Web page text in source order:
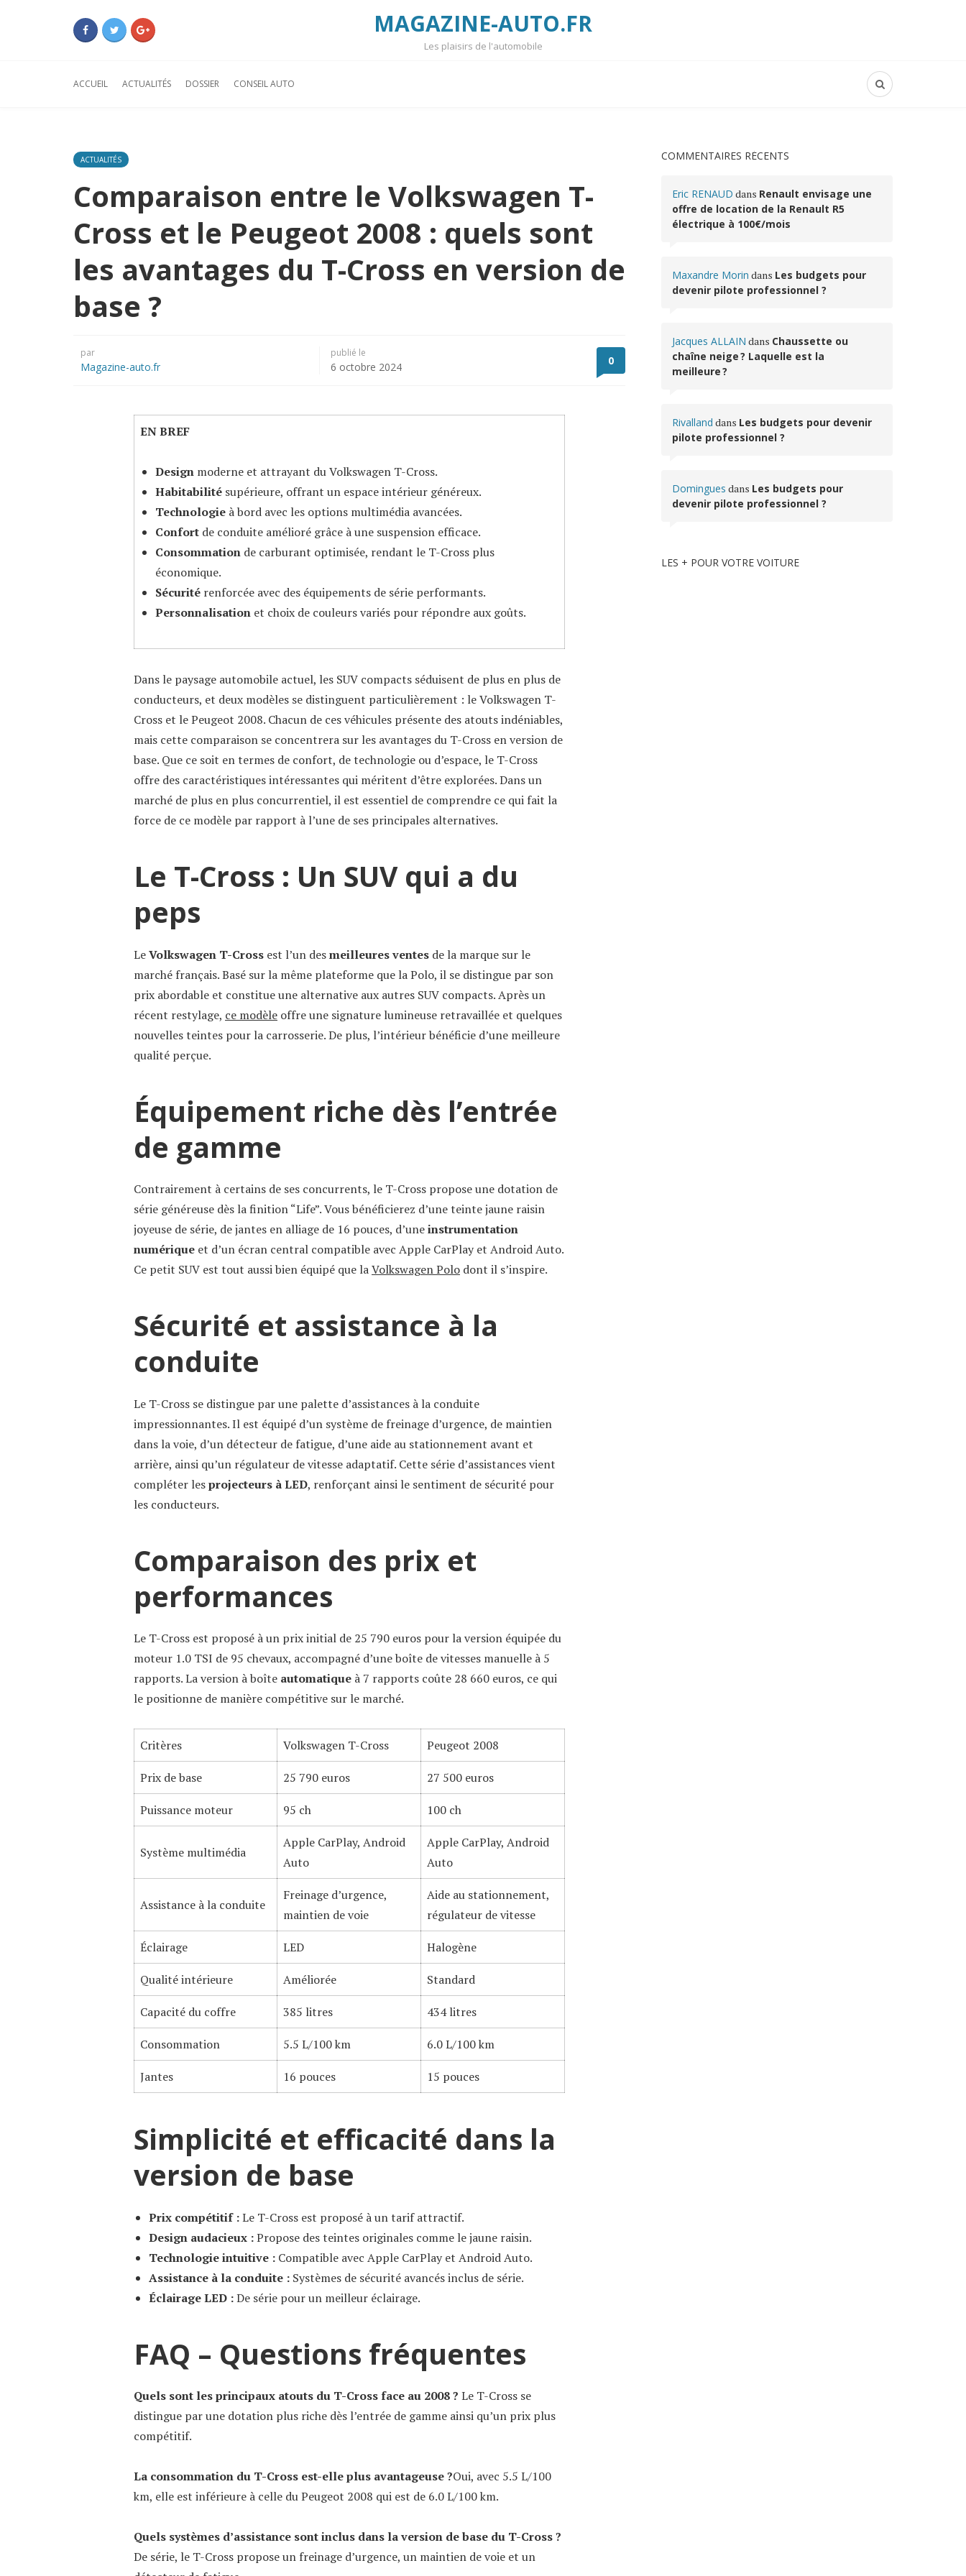
MAGAZINE-AUTO.FR
Les plaisirs de l'automobile
ACCUEIL ACTUALITÉS DOSSIER CONSEIL AUTO
ACTUALITÉS
Comparaison entre le Volkswagen T-
Cross et le Peugeot 2008 : quels sont
les avantages du T-Cross en version de
base ?
par
Magazine-auto.fr
publié le
6 octobre 2024 0
EN BREF
Designmoderne et attrayant du Volkswagen T-Cross.
Habitabilitésupérieure, offrant un espace intérieur généreux.
Technologieà bord avec les options multimédia avancées.
Confortde conduite amélioré grâce à une suspension efficace.
Consommationde carburant optimisée, rendant le T-Cross plus
économique.
Sécuritérenforcée avec des équipements de série performants.
Personnalisationet choix de couleurs variés pour répondre aux goûts.
Dans le paysage automobile actuel, les SUV compacts séduisent de plus en plus de
conducteurs, et deux modèles se distinguent particulièrement : le Volkswagen T-
Cross et le Peugeot 2008. Chacun de ces véhicules présente des atouts indéniables,
mais cette comparaison se concentrera sur les avantages du T-Cross en version de
base. Que ce soit en termes de confort, de technologie ou d’espace, le T-Cross
offre des caractéristiques intéressantes qui méritent d’être explorées. Dans un
marché de plus en plus concurrentiel, il est essentiel de comprendre ce qui fait la
force de ce modèle par rapport à l’une de ses principales alternatives.
Le T-Cross : Un SUV qui a du
peps
LeVolkswagen T-Cross est l’un desmeilleures ventes de la marque sur le
marché français. Basé sur la même plateforme que la Polo, il se distingue par son
prix abordable et constitue une alternative aux autres SUV compacts. Après un
récent restylage, ce modèle offre une signature lumineuse retravaillée et quelques
nouvelles teintes pour la carrosserie. De plus, l’intérieur bénéficie d’une meilleure
qualité perçue.
Équipement riche dès l’entrée
de gamme
Contrairement à certains de ses concurrents, le T-Cross propose une dotation de
série généreuse dès la finition “Life”. Vous bénéficierez d’une teinte jaune raisin
joyeuse de série, de jantes en alliage de 16 pouces, d’uneinstrumentation
numérique et d’un écran central compatible avec Apple CarPlay et Android Auto.
Ce petit SUV est tout aussi bien équipé que laVolkswagen Polo dont il s’inspire.
Sécurité et assistance à la
conduite
Le T-Cross se distingue par une palette d’assistances à la conduite
impressionnantes. Il est équipé d’un système de freinage d’urgence, de maintien
dans la voie, d’un détecteur de fatigue, d’une aide au stationnement avant et
arrière, ainsi qu’un régulateur de vitesse adaptatif. Cette série d’assistances vient
compléter lesprojecteurs à LED, renforçant ainsi le sentiment de sécurité pour
les conducteurs.
Comparaison des prix et
performances
Le T-Cross est proposé à un prix initial de 25 790 euros pour la version équipée du
moteur 1.0 TSI de 95 chevaux, accompagné d’une boîte de vitesses manuelle à 5
rapports. La version à boîte automatique à 7 rapports coûte 28 660 euros, ce qui
le positionne de manière compétitive sur le marché.
Critères Volkswagen T-Cross Peugeot 2008
Prix de base 25 790 euros 27 500 euros
Puissance moteur 95 ch 100 ch
Système multimédia
Apple CarPlay, Android
Auto
Apple CarPlay, Android
Auto
Assistance à la conduite
Freinage d’urgence,
maintien de voie
Aide au stationnement,
régulateur de vitesse
Éclairage LED Halogène
Qualité intérieure Améliorée Standard
Capacité du coffre 385 litres 434 litres
Consommation 5.5 L/100 km 6.0 L/100 km
Jantes 16 pouces 15 pouces
Simplicité et efficacité dans la
version de base
Prix compétitif :Le T-Cross est proposé à un tarif attractif.
Design audacieux :Propose des teintes originales comme le jaune raisin.
Technologie intuitive :Compatible avec Apple CarPlay et Android Auto.
Assistance à la conduite :Systèmes de sécurité avancés inclus de série.
Éclairage LED :De série pour un meilleur éclairage.
FAQ – Questions fréquentes
Quels sont les principaux atouts du T-Cross face au 2008 ? Le T-Cross se
distingue par une dotation plus riche dès l’entrée de gamme ainsi qu’un prix plus
compétitif.
La consommation du T-Cross est-elle plus avantageuse ?Oui, avec 5.5 L/100
km, elle est inférieure à celle du Peugeot 2008 qui est de 6.0 L/100 km.
Quels systèmes d’assistance sont inclus dans la version de base du T-Cross ?
De série, le T-Cross propose un freinage d’urgence, un maintien de voie et un
COMMENTAIRES RÉCENTS
Eric RENAUD dans Renault envisage une
offre de location de la Renault R5
électrique à 100€/mois
Maxandre Morin dans Les budgets pour
devenir pilote professionnel ?
Jacques ALLAIN dans Chaussette ou
chaîne neige ? Laquelle est la
meilleure ?
Rivalland dans Les budgets pour devenir
pilote professionnel ?
Domingues dans Les budgets pour
devenir pilote professionnel ?
LES + POUR VOTRE VOITURE